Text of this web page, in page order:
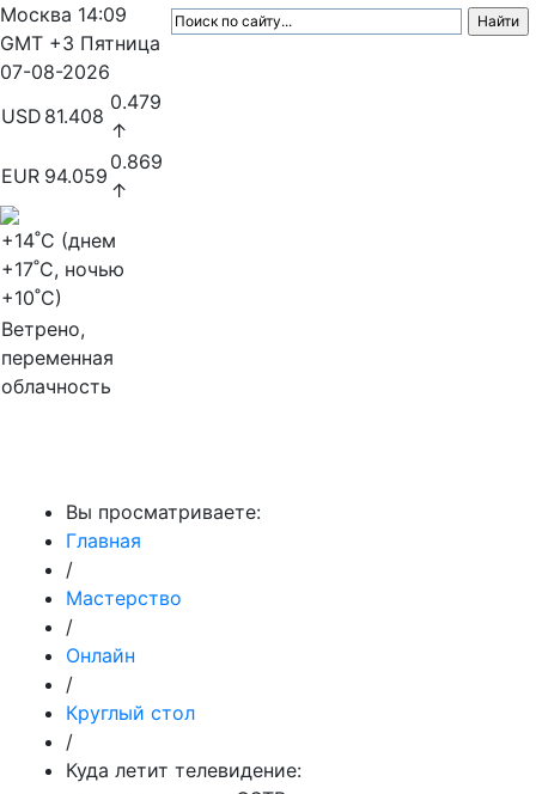
Москва 14:09
GMT +3 Пятница
07-08-2026
USD 81.408
0.479
↑
EUR 94.059
0.869
↑
+14˚C (днем
+17˚C, ночью
+10˚C)
Ветрено,
переменная
облачность
Вы просматриваете:
Главная
/
Мастерство
/
Онлайн
/
Круглый стол
/
Куда летит телевидение: